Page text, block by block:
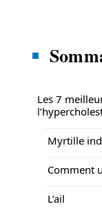
Les 7
Myrtille
Comment
L’ail